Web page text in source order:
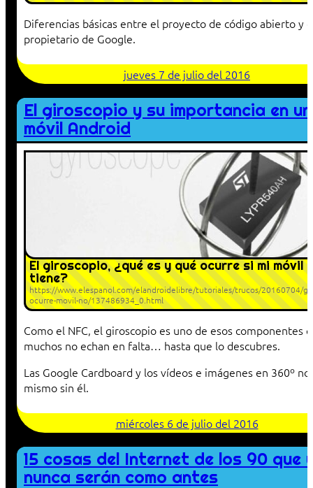
Diferencias básicas entre el proyecto de código abierto y
propietario de Google.
jueves 7 de julio del 2016
El giroscopio y su importancia en un
móvil Android
El giroscopio, ¿qué es y qué ocurre si mi móvil
tiene?
https://www.elespanol.com/elandroidelibre/tutoriales/trucos/20160704/
ocurre-movil-no/137486934_0.html
Como el NFC, el giroscopio es uno de esos componentes
muchos no echan en falta… hasta que lo descubres.
Las Google Cardboard y los vídeos e imágenes en 360º
mismo sin él.
miércoles 6 de julio del 2016
15 cosas del Internet de los 90 que
nunca serán como antes